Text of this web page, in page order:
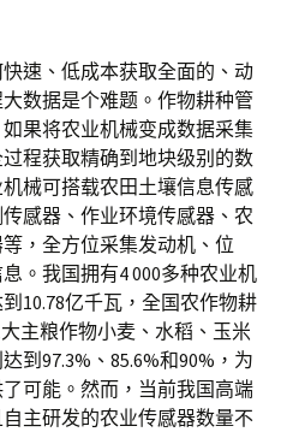
速、低成本获取全面的、动
数据是个难题。作物耕种管
果将农业机械变成数据采集
程获取精确到地块级别的数
械可搭载农田土壤信息传感
感器、作业环境传感器、农
，全方位采集发动机、位
。我国拥有4 000多种农业机
10.78亿千瓦，全国农作物耕
主粮作物小麦、水稻、玉米
到97.3%、85.6%和90%，为
可能。然而，当前我国高端
主研发的农业传感器数量不